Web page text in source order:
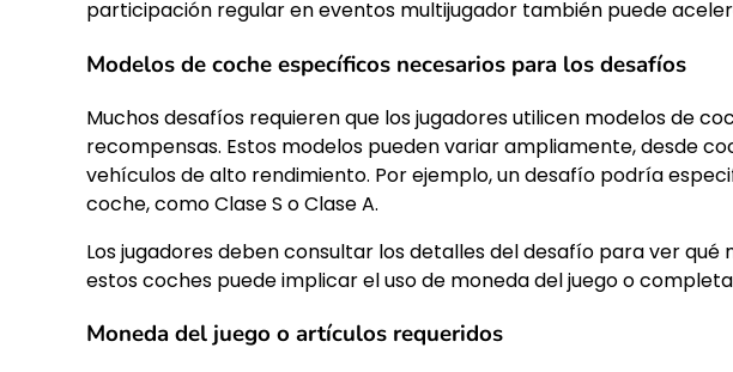
participación regular en eventos multijugador también puede
Modelos de coche específicos necesarios para los desafíos
Muchos desafíos requieren que los jugadores utilicen modelos de
recompensas. Estos modelos pueden variar ampliamente, desde
vehículos de alto rendimiento. Por ejemplo, un desafío podría
coche, como Clase S o Clase A.
Los jugadores deben consultar los detalles del desafío para ver qué
estos coches puede implicar el uso de moneda del juego o
Moneda del juego o artículos requeridos